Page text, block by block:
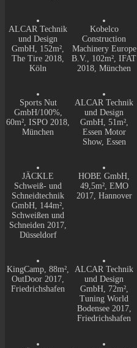
ALCAR Technik
und Design
GmbH, 152m²,
The Tire 2018,
Köln
Kobelco
Construction
Machinery Europe
B.V., 102m², IFAT
2018, München
Sports Nut
GmbH/100%,
60m², ISPO 2018,
München
ALCAR Technik
und Design
GmbH, 51m²,
Essen Motor
Show, Essen
JÄCKLE
Schweiß- und
Schneidtechnik
GmbH, 144m²,
Schweißen und
Schneiden 2017,
Düsseldorf
HOBE GmbH,
49,5m², EMO
2017, Hannover
KingCamp, 88m²,
OutDoor 2017,
Friedrichshafen
ALCAR Technik
und Design
GmbH, 72m²,
Tuning World
Bodensee 2017,
Friedrichshafen